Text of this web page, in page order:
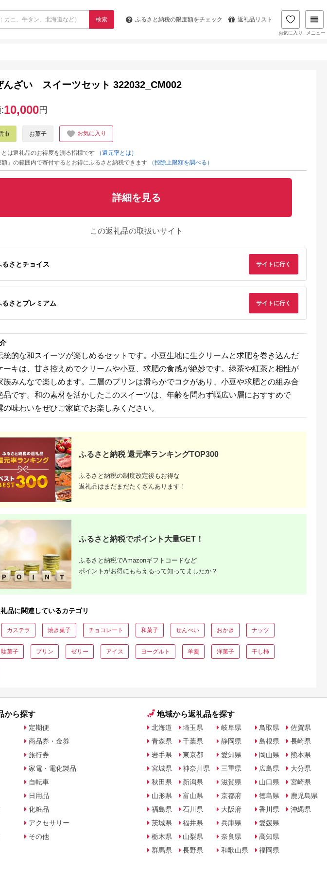
検索 ふるさと納税の限度額をチェック 返礼品リスト
お気に入り メニュー
納
出典：auPAYふるさと納
大阪府 泉佐野市
カットバウム 7個セッ
ト バウムクーヘン専
門店 005A534
7,500
出典：auPAYふるさと納
埼玉県 鴻巣市
梨農家の完熟梨を使っ
た梨ジェラート8個セ
ット No.067
12,000
出典：auPAYふるさと納
愛媛県 今治市
[VA00690]
7,500
出典：ふるさとプレミ
沖縄県 読谷村
☆ スイーツ 沖縄 サブ
キー 読谷村 セット商
カフェ 隠れ家 プレゼ
24,000
出典：ふるさとプレ
茨城県 牛久市
65g × 24袋 ( 2ケース
し 大量 スナック お
15,000
さ
北海道中札内村のふるさと
納税のご紹介
んざい スイーツセット 322032_CM002
10,000円
市 お菓子 お気に入り
は返礼品のお得度を測る指標です
（還元率とは）
」の範囲内で寄付するとお得にふるさと納税できます
（控除上限額を調べる）
詳細を見る
この返礼品の取扱いサイト
るさとチョイス サイトに行く
るさとプレミアム サイトに行く
統的な和スイーツが楽しめるセットです。小豆生地に生クリームと求肥を巻き込んだ
ーキは、甘さ控えめでクリームや小豆、求肥の食感が絶妙です。緑茶や紅茶と相性が
族みんなで楽しめます。二層のプリンは滑らかでコクがあり、小豆や求肥との組み合
品です。和の素材を活かしたこのスイーツは、年齢を問わず幅広い層におすすめで
の味わいをぜひご家庭でお楽しみください。
ふるさと納税 還元率ランキングTOP300
ふるさと納税の制度改定後もお得な
返礼品はまだまだたくさんあります！
ふるさと納税でポイント大量GET！
ふるさと納税でAmazonギフトコードなど
ポイントがお得にもらえるって知ってましたか？
品に関連しているカテゴリ
カステラ 焼き菓子 チョコレート 和菓子 せんべい おかき ナッツ
菓子 プリン ゼリー アイス ヨーグルト 羊羹 洋菓子 干し柿
から探す
定期便
商品券・金券
旅行券
家電・電化製品
自転車
日用品
化粧品
アクセサリー
その他
地域から返礼品を探す
北海道
青森県
岩手県
宮城県
秋田県
山形県
福島県
茨城県
栃木県
群馬県
埼玉県
千葉県
東京都
神奈川県
新潟県
富山県
石川県
福井県
山梨県
長野県
岐阜県
静岡県
愛知県
三重県
滋賀県
京都府
大阪府
兵庫県
奈良県
和歌山県
鳥取県
島根県
岡山県
広島県
山口県
徳島県
香川県
愛媛県
高知県
福岡県
佐賀県
長崎県
熊本県
大分県
宮崎県
鹿児島県
沖縄県